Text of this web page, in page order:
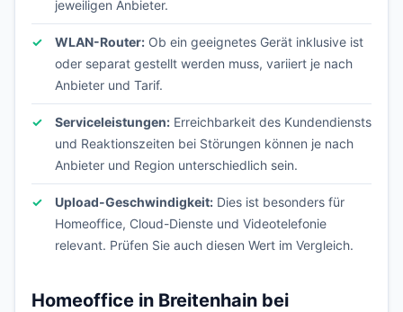
jeweiligen Anbieter.
WLAN-Router: Ob ein geeignetes Gerät inklusive ist
oder separat gestellt werden muss, variiert je nach
Anbieter und Tarif.
Serviceleistungen: Erreichbarkeit des Kundendiensts
und Reaktionszeiten bei Störungen können je nach
Anbieter und Region unterschiedlich sein.
Upload-Geschwindigkeit: Dies ist besonders für
Homeoffice, Cloud-Dienste und Videotelefonie
relevant. Prüfen Sie auch diesen Wert im Vergleich.
Homeoffice in Breitenhain bei